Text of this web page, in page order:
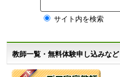
サイト内を検索
教師一覧・無料体験申し込みなど